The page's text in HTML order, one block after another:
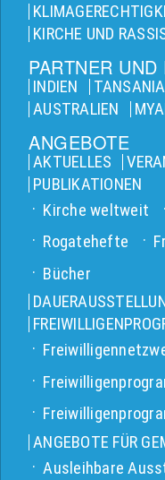
KIRCHE UND
PARTNER
INDIEN TANSANIA
AUSTRALIEN
ANGEBOTE
AKTUELLES
PUBLIKATIONEN
Kirche weltweit
Rogatehefte
Bücher
ANGEBOTE FÜR
Ausleihbare